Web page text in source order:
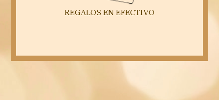
REGALOS EN EFECTIVO